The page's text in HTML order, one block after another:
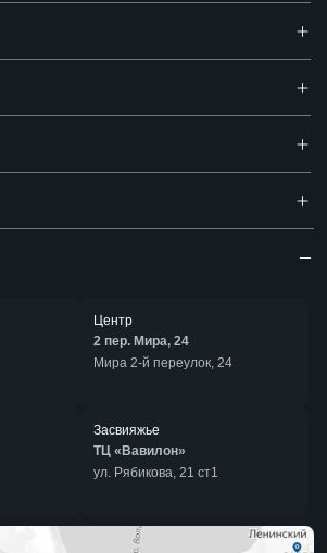
Центр
2 пер. Мира, 24
Мира 2-й переулок, 24
Засвияжье
ТЦ «Вавилон»
ул. Рябикова, 21 ст1